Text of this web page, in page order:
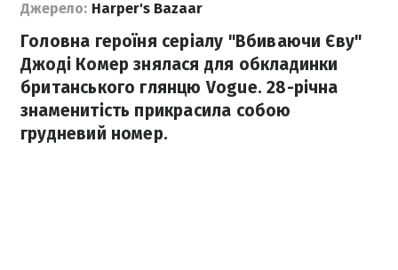
Джерело: Harper's Bazaar
Головна героїня серіалу "Вбиваючи Єву"
Джоді Комер знялася для обкладинки
британського глянцю Vogue. 28-річна
знаменитість прикрасила собою
грудневий номер.